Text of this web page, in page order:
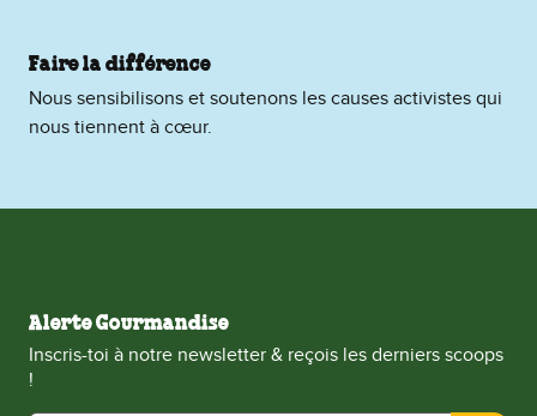
Faire la différence
Nous sensibilisons et soutenons les causes activistes qui
nous tiennent à cœur.
Alerte Gourmandise
Inscris-toi à notre newsletter & reçois les derniers scoops
!